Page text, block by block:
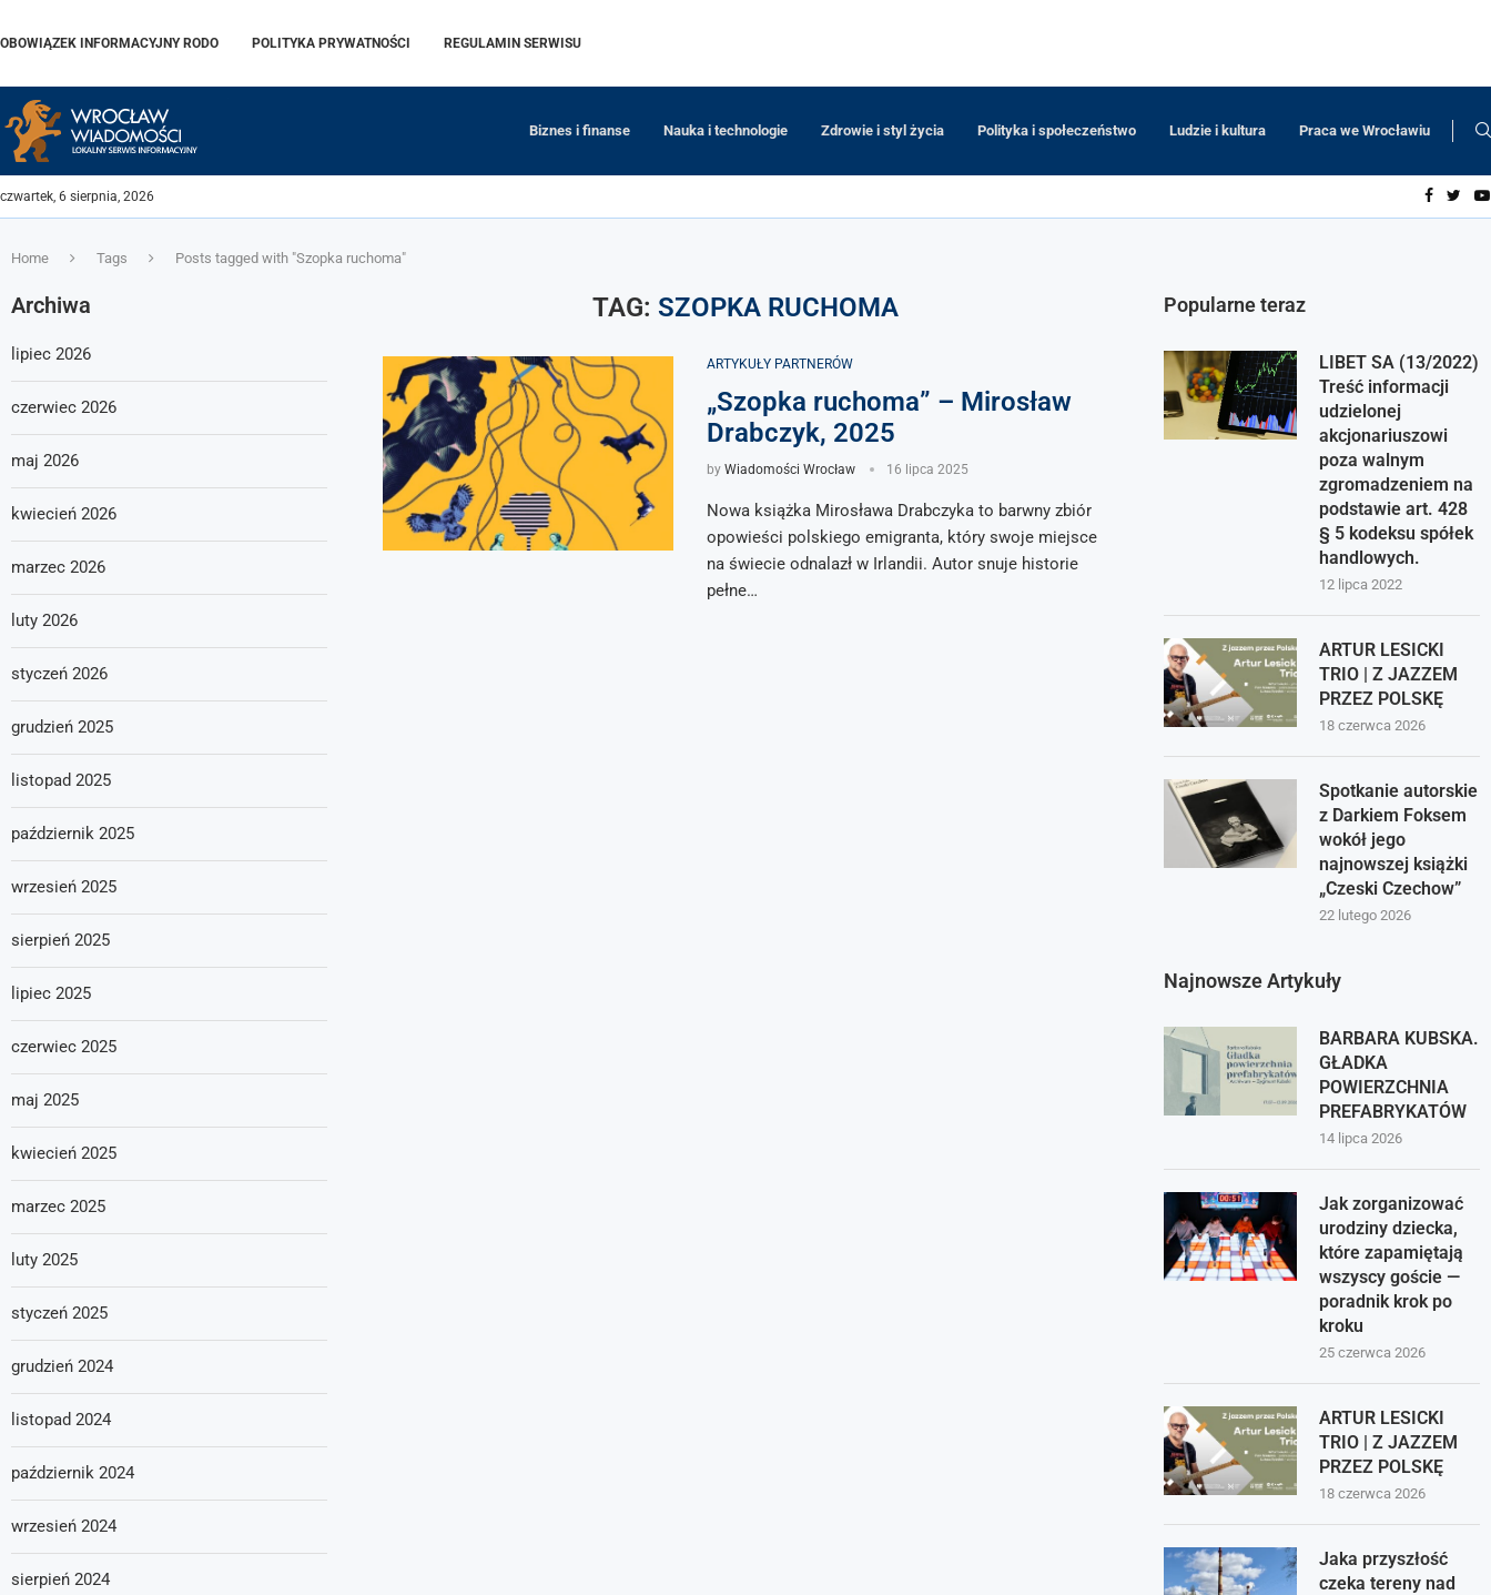
OBOWIĄZEK INFORMACYJNY RODO POLITYKA PRYWATNOŚCI REGULAMIN SERWISU
Biznes i finanse Nauka i technologie Zdrowie i styl życia Polityka i społeczeństwo Ludzie i kultura Praca we Wrocławiu
czwartek, 6 sierpnia, 2026
Home Tags Posts tagged with "Szopka ruchoma"
TAG: SZOPKA RUCHOMA
ARTYKUŁY PARTNERÓW
„Szopka ruchoma” – Mirosław
Drabczyk, 2025
by Wiadomości Wrocław 16 lipca 2025
Nowa książka Mirosława Drabczyka to barwny zbiór
opowieści polskiego emigranta, który swoje miejsce
na świecie odnalazł w Irlandii. Autor snuje historie
pełne…
Popularne teraz
LIBET SA (13/2022)
Treść informacji
udzielonej
akcjonariuszowi
poza walnym
zgromadzeniem na
podstawie art. 428
§ 5 kodeksu spółek
handlowych.
12 lipca 2022
ARTUR LESICKI
TRIO | Z JAZZEM
PRZEZ POLSKĘ
18 czerwca 2026
Spotkanie autorskie
z Darkiem Foksem
wokół jego
najnowszej książki
„Czeski Czechow”
22 lutego 2026
Najnowsze Artykuły
BARBARA KUBSKA.
GŁADKA
POWIERZCHNIA
PREFABRYKATÓW
14 lipca 2026
Jak zorganizować
urodziny dziecka,
które zapamiętają
wszyscy goście —
poradnik krok po
kroku
25 czerwca 2026
ARTUR LESICKI
TRIO | Z JAZZEM
PRZEZ POLSKĘ
18 czerwca 2026
Jaka przyszłość
czeka tereny nad
Archiwa
lipiec 2026
czerwiec 2026
maj 2026
kwiecień 2026
marzec 2026
luty 2026
styczeń 2026
grudzień 2025
listopad 2025
październik 2025
wrzesień 2025
sierpień 2025
lipiec 2025
czerwiec 2025
maj 2025
kwiecień 2025
marzec 2025
luty 2025
styczeń 2025
grudzień 2024
listopad 2024
październik 2024
wrzesień 2024
sierpień 2024